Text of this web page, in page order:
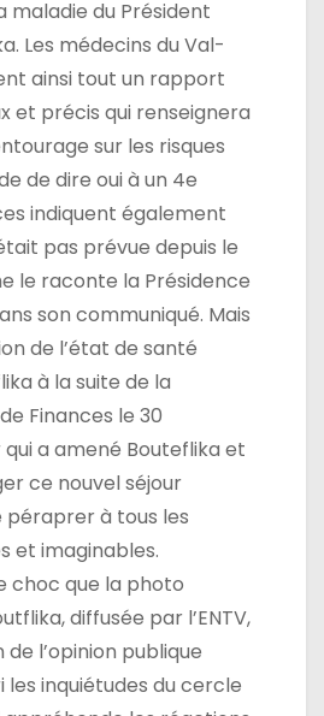
maladie du Président
Les médecins du Val-
ainsi tout un rapport
et précis qui renseignera
sur les risques
de dire oui à un 4e
indiquent également
pas prévue depuis le
le raconte la Présidence
son communiqué. Mais
de l’état de santé
à la suite de la
Finances le 30
a amené Bouteflika et
ce nouvel séjour
péraprer à tous les
et imaginables.
choc que la photo
diffusée par l’ENTV,
l’opinion publique
inquiétudes du cercle